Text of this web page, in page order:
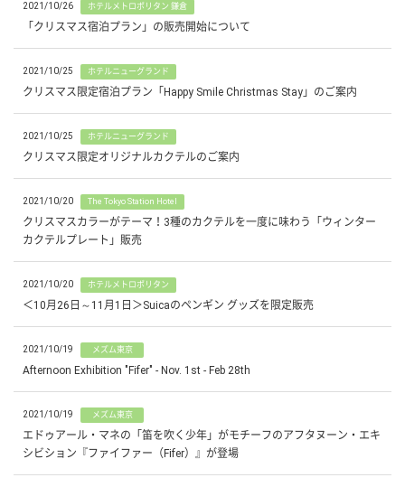
2021/10/26 ホテルメトロポリタン 鎌倉
「クリスマス宿泊プラン」の販売開始について
2021/10/25 ホテルニューグランド
クリスマス限定宿泊プラン「Happy Smile Christmas Stay」のご案内
2021/10/25 ホテルニューグランド
クリスマス限定オリジナルカクテルのご案内
2021/10/20 The Tokyo Station Hotel
クリスマスカラーがテーマ！3種のカクテルを一度に味わう「ウィンター
カクテルプレート」販売
2021/10/20 ホテルメトロポリタン
＜10月26日～11月1日＞Suicaのペンギン グッズを限定販売
2021/10/19 メズム東京
Afternoon Exhibition "Fifer" - Nov. 1st - Feb 28th
2021/10/19 メズム東京
エドゥアール・マネの「笛を吹く少年」がモチーフのアフタヌーン・エキ
シビション『ファイファー（Fifer）』が登場